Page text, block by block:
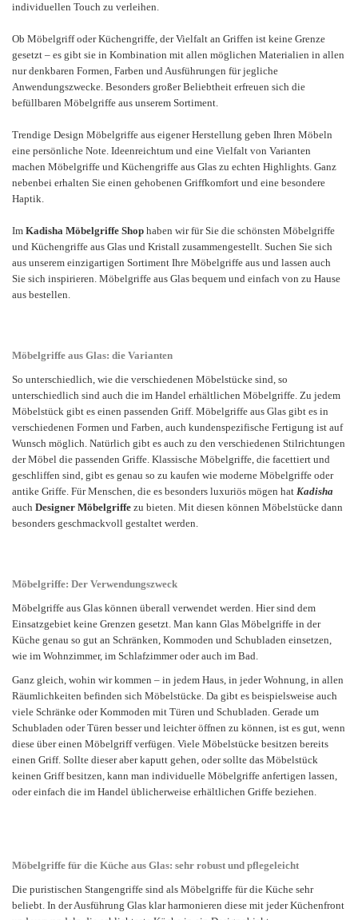
individuellen Touch zu verleihen.
Ob Möbelgriff oder Küchengriffe, der Vielfalt an Griffen ist keine Grenze
gesetzt – es gibt sie in Kombination mit allen möglichen Materialien in allen
nur denkbaren Formen, Farben und Ausführungen für jegliche
Anwendungszwecke. Besonders großer Beliebtheit erfreuen sich die
befüllbaren Möbelgriffe aus unserem Sortiment.
Trendige Design Möbelgriffe aus eigener Herstellung geben Ihren Möbeln
eine persönliche Note. Ideenreichtum und eine Vielfalt von Varianten
machen Möbelgriffe und Küchengriffe aus Glas zu echten Highlights. Ganz
nebenbei erhalten Sie einen gehobenen Griffkomfort und eine besondere
Haptik.
Im Kadisha Möbelgriffe Shop haben wir für Sie die schönsten Möbelgriffe
und Küchengriffe aus Glas und Kristall zusammengestellt. Suchen Sie sich
aus unserem einzigartigen Sortiment Ihre Möbelgriffe aus und lassen auch
Sie sich inspirieren. Möbelgriffe aus Glas bequem und einfach von zu Hause
aus bestellen.
Möbelgriffe aus Glas: die Varianten
So unterschiedlich, wie die verschiedenen Möbelstücke sind, so
unterschiedlich sind auch die im Handel erhältlichen Möbelgriffe. Zu jedem
Möbelstück gibt es einen passenden Griff. Möbelgriffe aus Glas gibt es in
verschiedenen Formen und Farben, auch kundenspezifische Fertigung ist auf
Wunsch möglich. Natürlich gibt es auch zu den verschiedenen Stilrichtungen
der Möbel die passenden Griffe. Klassische Möbelgriffe, die facettiert und
geschliffen sind, gibt es genau so zu kaufen wie moderne Möbelgriffe oder
antike Griffe. Für Menschen, die es besonders luxuriös mögen hat Kadisha
auch Designer Möbelgriffe zu bieten. Mit diesen können Möbelstücke dann
besonders geschmackvoll gestaltet werden.
Möbelgriffe: Der Verwendungszweck
Möbelgriffe aus Glas können überall verwendet werden. Hier sind dem
Einsatzgebiet keine Grenzen gesetzt. Man kann Glas Möbelgriffe in der
Küche genau so gut an Schränken, Kommoden und Schubladen einsetzen,
wie im Wohnzimmer, im Schlafzimmer oder auch im Bad.
Ganz gleich, wohin wir kommen – in jedem Haus, in jeder Wohnung, in allen
Räumlichkeiten befinden sich Möbelstücke. Da gibt es beispielsweise auch
viele Schränke oder Kommoden mit Türen und Schubladen. Gerade um
Schubladen oder Türen besser und leichter öffnen zu können, ist es gut, wenn
diese über einen Möbelgriff verfügen. Viele Möbelstücke besitzen bereits
einen Griff. Sollte dieser aber kaputt gehen, oder sollte das Möbelstück
keinen Griff besitzen, kann man individuelle Möbelgriffe anfertigen lassen,
oder einfach die im Handel üblicherweise erhältlichen Griffe beziehen.
Möbelgriffe für die Küche aus Glas: sehr robust und pflegeleicht
Die puristischen Stangengriffe sind als Möbelgriffe für die Küche sehr
beliebt. In der Ausführung Glas klar harmonieren diese mit jeder Küchenfront